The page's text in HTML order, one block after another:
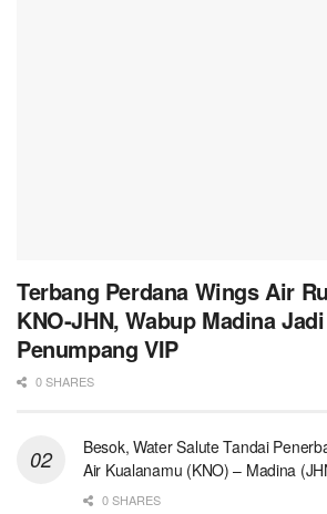
Terbang Perdana Wings Air
KNO-JHN, Wabup Madina Jadi
Penumpang VIP
0 SHARES
Besok, Water Salute Tandai
Air Kualanamu (KNO) – Madina
0 SHARES